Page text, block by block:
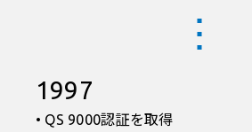
1997
• QS 9000認証を取得